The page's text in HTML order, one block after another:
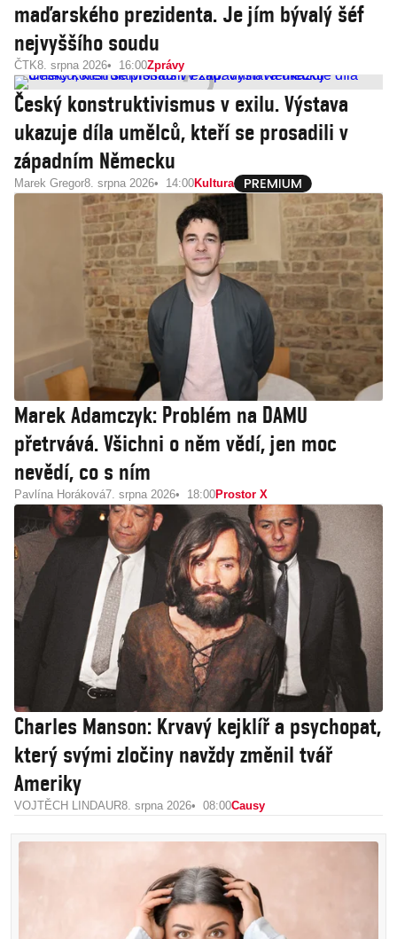
maďarského prezidenta. Je jím bývalý šéf
nejvyššího soudu
ČTK8. srpna 2026 16:00Zprávy
Český konstruktivismus v exilu. Výstava
ukazuje díla umělců, kteří se prosadili v
západním Německu
Marek Gregor8. srpna 2026 14:00Kultura
Marek Adamczyk: Problém na DAMU
přetrvává. Všichni o něm vědí, jen moc
nevědí, co s ním
Pavlína Horáková7. srpna 2026 18:00Prostor X
Charles Manson: Krvavý kejklíř a psychopat,
který svými zločiny navždy změnil tvář
Ameriky
VOJTĚCH LINDAUR8. srpna 2026 08:00Causy